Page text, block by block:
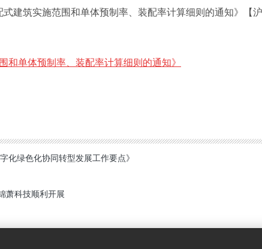
式建筑实施范围和单体预制率、装配率计算细则的通知》【
和单体预制率、装配率计算细则的通知》
化绿色化协同转型发展工作要点》
萧科技顺利开展